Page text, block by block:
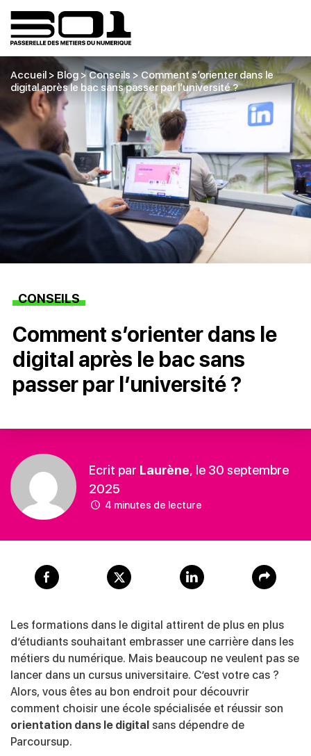
Accueil > Blog >Conseils>Comment s’orienter dans le
digital après le bac sans passer par l’université ?
CONSEILS
Comment s’orienter dans le
digital après le bac sans
passer par l’université ?
Ecrit par Laurène, le 30 septembre
2025
4 minutes de lecture
Les formations dans le digital attirent de plus en plus
d’étudiants souhaitant embrasser une carrière dans les
métiers du numérique. Mais beaucoup ne veulent pas se
lancer dans un cursus universitaire. C’est votre cas ?
Alors, vous êtes au bon endroit pour découvrir
comment choisir une école spécialisée et réussir son
orientation dans le digital sans dépendre de
Parcoursup.